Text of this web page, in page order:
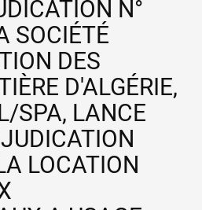
N°
SOCIÉTÉ
DES
D'ALGÉRIE,
SPA, LANCE
LOCATION